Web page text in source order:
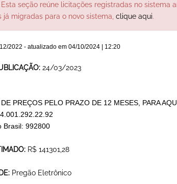
seção reúne licitações registradas no sistema
já migradas para o novo sistema, clique aqui.
2022 - atualizado em 04/10/2024 | 12:20
24/03/2023
PREÇOS PELO PRAZO DE 12 MESES, PARA
Brasil: 992800
R$ 141301,28
Pregão Eletrônico